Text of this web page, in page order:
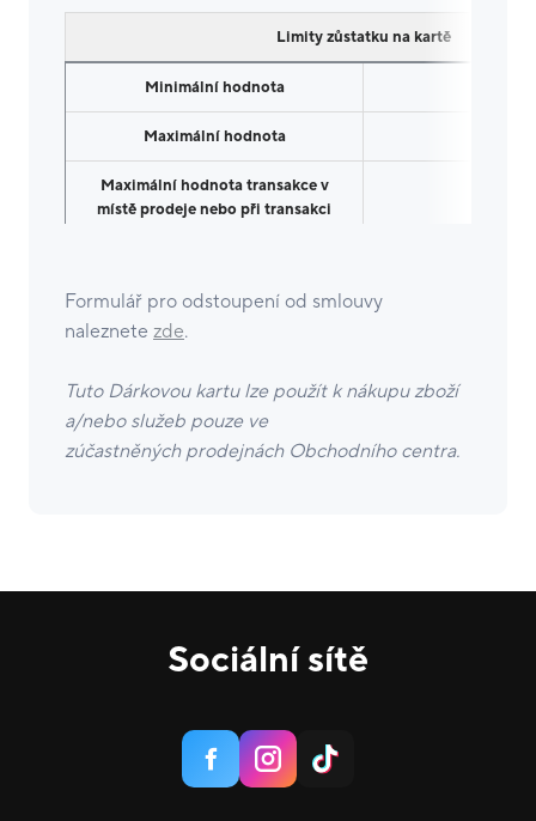
Limity zůstatku na kartě
Minimální hodnota
Maximální hodnota
Maximální hodnota transakce v
místě prodeje nebo při transakci
Formulář pro odstoupení od smlouvy
naleznete zde.
Tuto Dárkovou kartu lze použít k nákupu zboží
a/nebo služeb pouze ve
zúčastněných prodejnách Obchodního centra.
Sociální sítě